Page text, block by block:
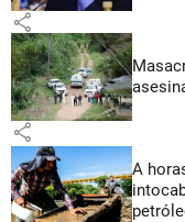
share
share
A